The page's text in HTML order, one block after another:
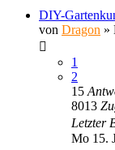
DIY-
von Dragon »
1
2
15
8013
Letzter
Mo 15.